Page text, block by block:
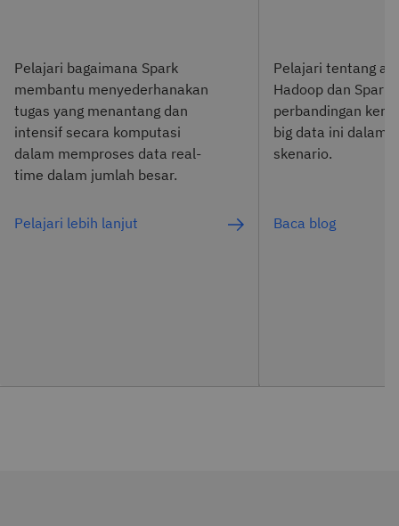
Pelajari bagaimana Spark
membantu menyederhanakan
tugas yang menantang dan
intensif secara komputasi
dalam memproses data real-
time dalam jumlah besar.
Pelajari lebih lanjut
Pelajari tentang
Hadoop dan Spark
perbandingan
big data ini dalam
skenario.
Baca blog